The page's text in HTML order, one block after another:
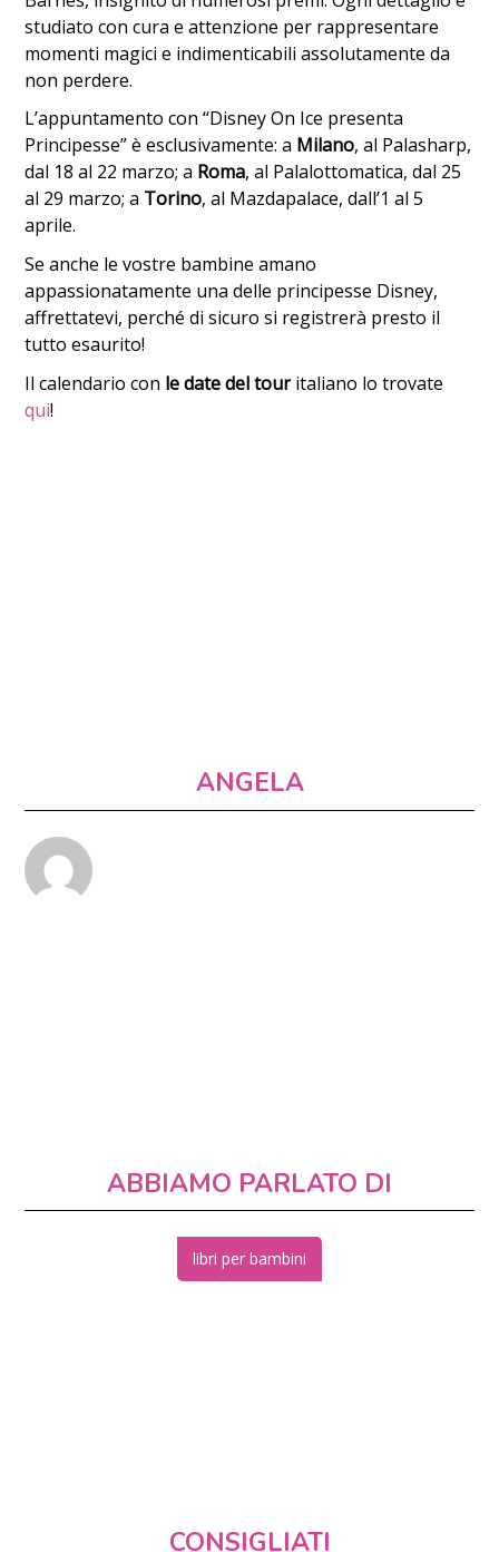
studiato con cura e attenzione per rappresentare
momenti magici e indimenticabili assolutamente da
non perdere.
L’appuntamento con “Disney On Ice presenta
Principesse” è esclusivamente: a Milano, al Palasharp,
dal 18 al 22 marzo; a Roma, al Palalottomatica, dal 25
al 29 marzo; a Torino, al Mazdapalace, dall’1 al 5
aprile.
Se anche le vostre bambine amano
appassionatamente una delle principesse Disney,
affrettatevi, perché di sicuro si registrerà presto il
tutto esaurito!
Il calendario con le date del touritaliano lo trovate
qui!
ANGELA
ABBIAMO PARLATO DI
libri per bambini
CONSIGLIATI